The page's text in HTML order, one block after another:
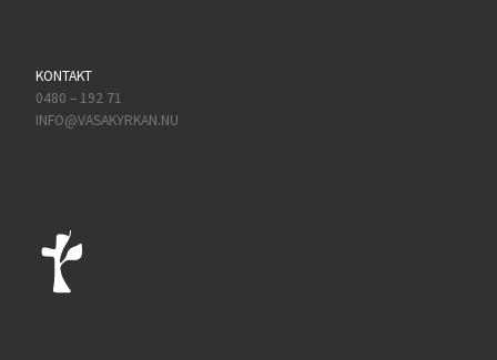
KONTAKT
0480 – 192 71
INFO@VASAKYRKAN.NU